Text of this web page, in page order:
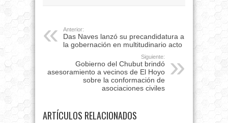
Anterior:
Das Naves lanzó su precandidatura a
la gobernación en multitudinario acto
Siguiente:
Gobierno del Chubut brindó
asesoramiento a vecinos de El Hoyo
sobre la conformación de
asociaciones civiles
ARTÍCULOS RELACIONADOS